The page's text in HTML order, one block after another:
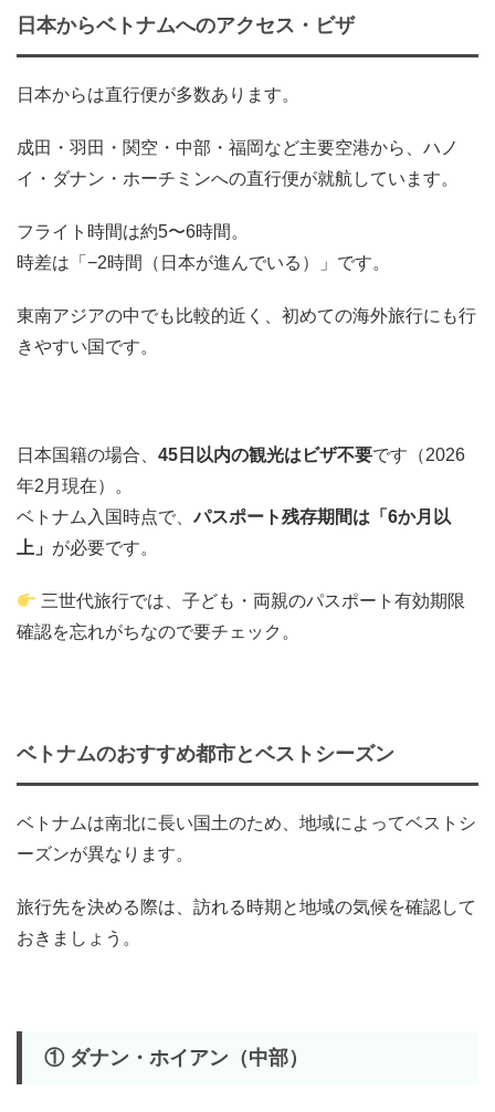
日本からベトナムへのアクセス・ビザ
日本からは直行便が多数あります。
成田・羽田・関空・中部・福岡など主要空港から、ハノ
イ・ダナン・ホーチミンへの直行便が就航しています。
フライト時間は約5〜6時間。
時差は「−2時間（日本が進んでいる）」です。
東南アジアの中でも比較的近く、初めての海外旅行にも行
きやすい国です。
日本国籍の場合、 45日以内の観光はビザ不要です（2026
年2月現在）。
ベトナム入国時点で、パスポート残存期間は「6か月以
上」 が必要です。
三世代旅行では、子ども・両親のパスポート有効期限
確認を忘れがちなので要チェック。
ベトナムのおすすめ都市とベストシーズン
ベトナムは南北に長い国土のため、地域によってベストシ
ーズンが異なります。
旅行先を決める際は、訪れる時期と地域の気候を確認して
おきましょう。
① ダナン・ホイアン（中部）